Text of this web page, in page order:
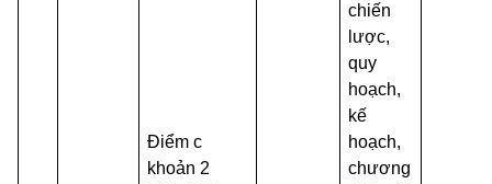
Điểm c
khoản 2
chiến
lược,
quy
hoạch,
kế
hoạch,
chương